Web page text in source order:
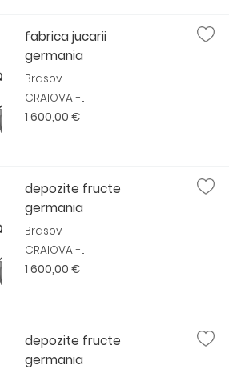
fabrica jucarii
germania
Brasov
CRAIOVA -...
1 600,00 €
depozite fructe
germania
Brasov
CRAIOVA -...
1 600,00 €
depozite fructe
germania